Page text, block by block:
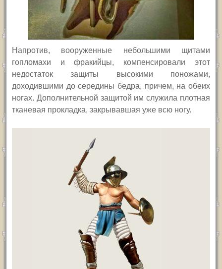
Напротив, вооруженные небольшими щитами
гопломахи и фракийцы, компенсировали этот
недостаток защиты высокими поножами,
доходившими до середины бедра, причем, на обеих
ногах. Дополнительной защитой им служила плотная
тканевая прокладка, закрывавшая уже всю ногу.